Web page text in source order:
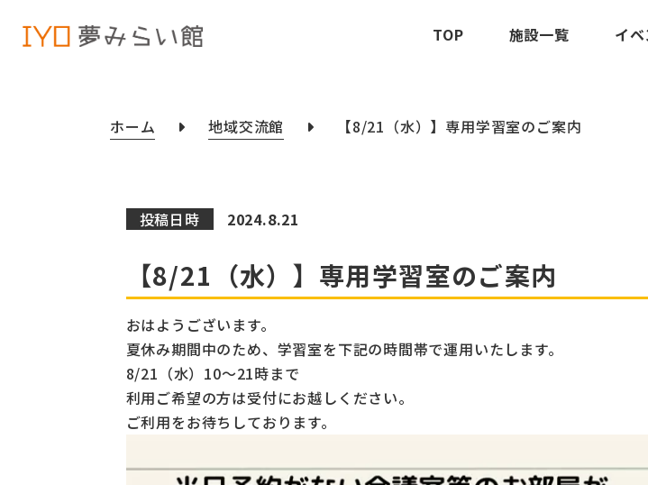
TOP 施設一覧 イ
ホーム 地域交流館 【8/21（水）】専用学習室のご案内
投稿日時 2024.8.21
【8/21（水）】専用学習室のご案内
おはようございます。
夏休み期間中のため、学習室を下記の時間帯で運用いたします。
8/21（水）10～21時まで
利用ご希望の方は受付にお越しください。
ご利用をお待ちしております。